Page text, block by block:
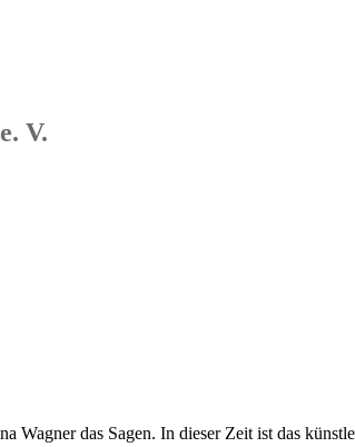
V.
Wag­ner das Sa­gen. In die­ser Zeit ist das